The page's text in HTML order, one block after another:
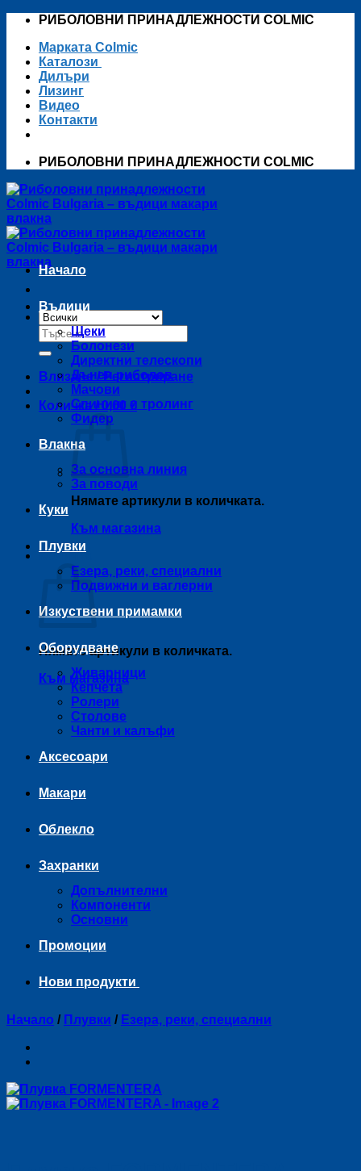
Skip
content
РИБОЛОВНИ ПРИНАДЛЕЖНОСТИ COLMIC
Марката Colmic
Каталози
Дилъри
Лизинг
Видео
Контакти
РИБОЛОВНИ ПРИНАДЛЕЖНОСТИ COLMIC
Търсене
за:
Влизане / Регистриране
Количка /0,00 €
Нямате артикули в количката.
Към магазина
Количка
Нямате артикули в количката.
Към магазина
Начало
Въдици
Щеки
Болонези
Директни телескопи
Дънен риболов
Мачови
Спининг и тролинг
Фидер
Влакна
За основна линия
За поводи
Куки
Плувки
Езера, реки, специални
Подвижни и ваглерни
Изкуствени примамки
Оборудване
Живарници
Кепчета
Ролери
Столове
Чанти и калъфи
Аксесоари
Макари
Облекло
Захранки
Допълнителни
Компоненти
Основни
Промоции
Нови продукти
Начало / Плувки / Езера, реки, специални